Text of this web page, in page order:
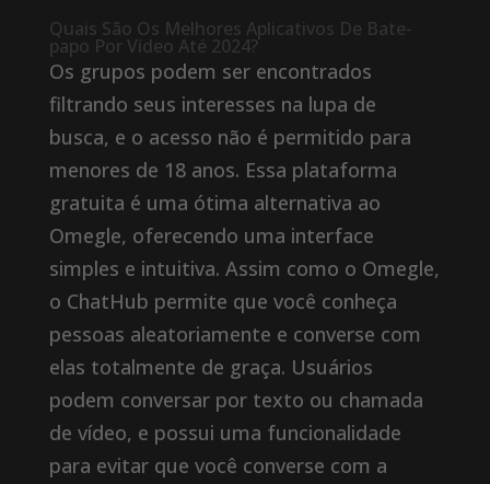
Quais São Os Melhores Aplicativos De Bate-
papo Por Vídeo Até 2024?
Os grupos podem ser encontrados
filtrando seus interesses na lupa de
busca, e o acesso não é permitido para
menores de 18 anos. Essa plataforma
gratuita é uma ótima alternativa ao
Omegle, oferecendo uma interface
simples e intuitiva. Assim como o Omegle,
o ChatHub permite que você conheça
pessoas aleatoriamente e converse com
elas totalmente de graça. Usuários
podem conversar por texto ou chamada
de vídeo, e possui uma funcionalidade
para evitar que você converse com a